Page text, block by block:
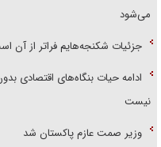
می‌شود
جزئیات شکنجه‌هایم فراتر از آن
ادامه حیات بنگاه‌های اقتصادی
نیست
وزیر صمت عازم پاکستان شد